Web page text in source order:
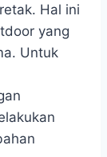
Hal ini
yang
Untuk